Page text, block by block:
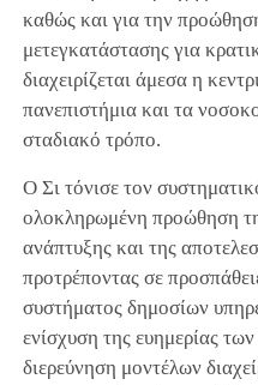
καθώς και για την
μετεγκατάστασης για
διαχειρίζεται άμεσα η
πανεπιστήμια και τα
σταδιακό τρόπο.
Ο Σι τόνισε τον
ολοκληρωμένη προώθηση
ανάπτυξης και της
προτρέποντας σε
συστήματος δημοσίων
ενίσχυση της ευημερίας
διερεύνηση μοντέλων